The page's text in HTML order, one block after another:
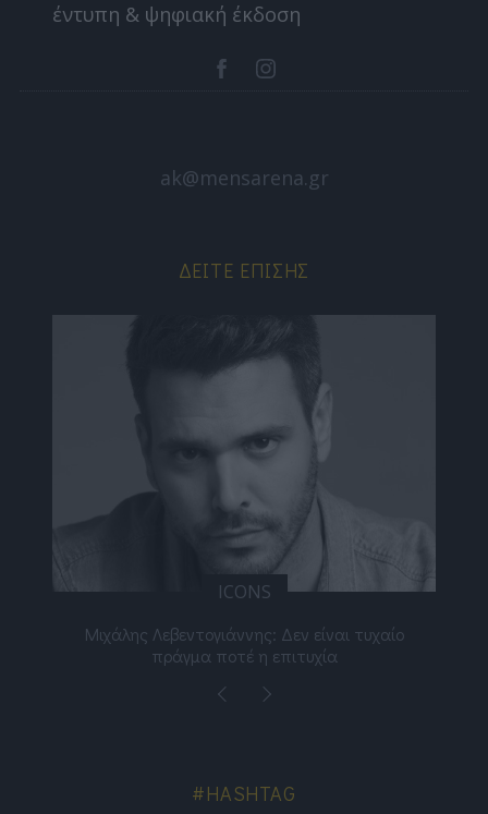
έντυπη & ψηφιακή έκδοση
ak@mensarena.gr
ΔΕΊΤΕ ΕΠΊΣΗΣ
ICONS
Μιχάλης Λεβεντογιάννης: Δεν είναι τυχαίο
πράγμα ποτέ η επιτυχία
#HASHTAG